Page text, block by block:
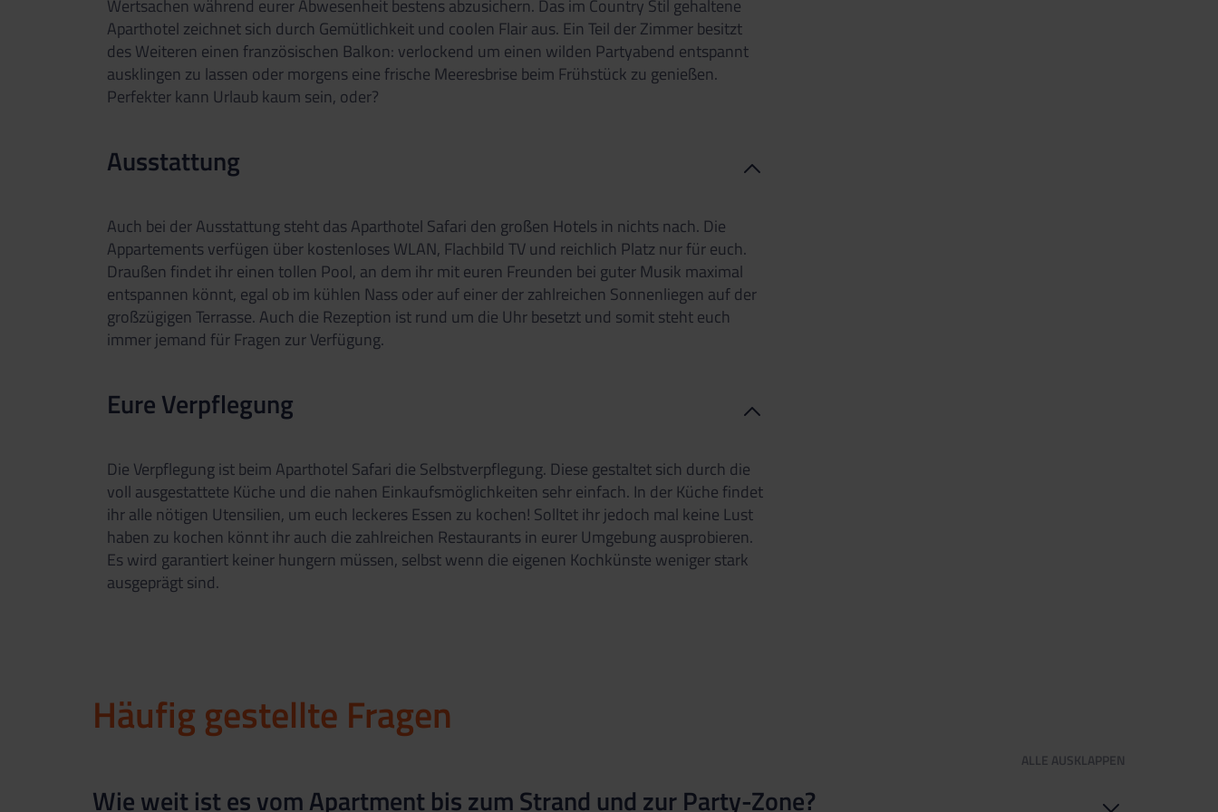
Wertsachen während eurer Abwesenheit bestens abzusichern. Das im Country Stil gehaltene
Aparthotel zeichnet sich durch Gemütlichkeit und coolen Flair aus. Ein Teil der Zimmer besitzt
des Weiteren einen französischen Balkon: verlockend um einen wilden Partyabend entspannt
ausklingen zu lassen oder morgens eine frische Meeresbrise beim Frühstück zu genießen.
Perfekter kann Urlaub kaum sein, oder?
Ausstattung
Auch bei der Ausstattung steht das Aparthotel Safari den großen Hotels in nichts nach. Die
Appartements verfügen über kostenloses WLAN, Flachbild TV und reichlich Platz nur für euch.
Draußen findet ihr einen tollen Pool, an dem ihr mit euren Freunden bei guter Musik maximal
entspannen könnt, egal ob im kühlen Nass oder auf einer der zahlreichen Sonnenliegen auf der
großzügigen Terrasse. Auch die Rezeption ist rund um die Uhr besetzt und somit steht euch
immer jemand für Fragen zur Verfügung.
Eure Verpflegung
Die Verpflegung ist beim Aparthotel Safari die Selbstverpflegung. Diese gestaltet sich durch die
voll ausgestattete Küche und die nahen Einkaufsmöglichkeiten sehr einfach. In der Küche findet
ihr alle nötigen Utensilien, um euch leckeres Essen zu kochen! Solltet ihr jedoch mal keine Lust
haben zu kochen könnt ihr auch die zahlreichen Restaurants in eurer Umgebung ausprobieren.
Es wird garantiert keiner hungern müssen, selbst wenn die eigenen Kochkünste weniger stark
ausgeprägt sind.
Häufig gestellte Fragen
ALLE AUSKLAPPEN
Wie weit ist es vom Apartment bis zum Strand und zur Party-Zone?